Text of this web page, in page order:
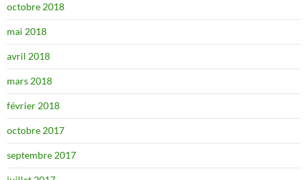
octobre 2018
mai 2018
avril 2018
mars 2018
février 2018
octobre 2017
septembre 2017